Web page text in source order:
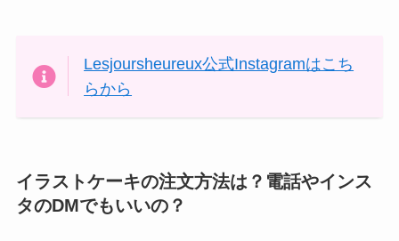
Lesjoursheureux公式Instagramはこち
らから
イラストケーキの注文方法は？電話やインス
タのDMでもいいの？